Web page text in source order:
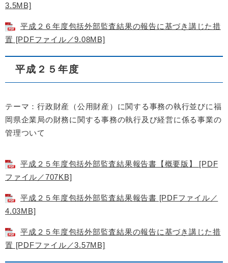
3.5MB]
平成２６年度包括外部監査結果の報告に基づき講じた措
置 [PDFファイル／9.08MB]
平成２５年度
テーマ：行政財産（公用財産）に関する事務の執行並びに福
岡県企業局の財務に関する事務の執行及び経営に係る事業の
管理ついて
平成２５年度包括外部監査結果報告書【概要版】 [PDF
ファイル／707KB]
平成２５年度包括外部監査結果報告書 [PDFファイル／
4.03MB]
平成２５年度包括外部監査結果の報告に基づき講じた措
置 [PDFファイル／3.57MB]